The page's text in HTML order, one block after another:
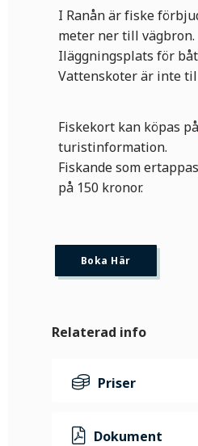
I Ranån är fiske
meter ner till vägbron.
Iläggningsplats för
Vattenskoter är inte
Fiskekort kan köpas på
turistinformation.
Fiskande som
på 150 kronor.
Boka Här
Relaterad info
Priser
Dokument